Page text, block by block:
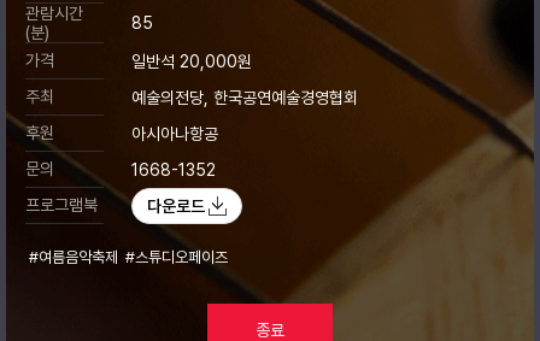
관람시간
(분)
85
가격
일반석 20,000원
주최
예술의전당, 한국공연예술경영협회
후원
아시아나항공
문의
1668-1352
프로그램북
다운로드
#여름음악축제 #스튜디오페이즈
종료